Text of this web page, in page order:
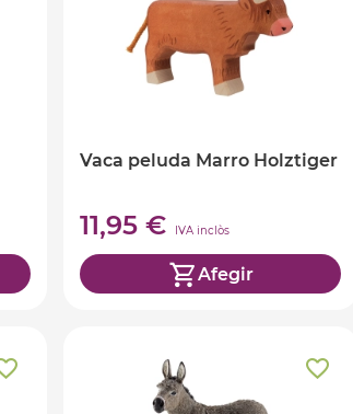
Vaca peluda Marro Holztiger
11,95 € IVA inclòs
Afegir